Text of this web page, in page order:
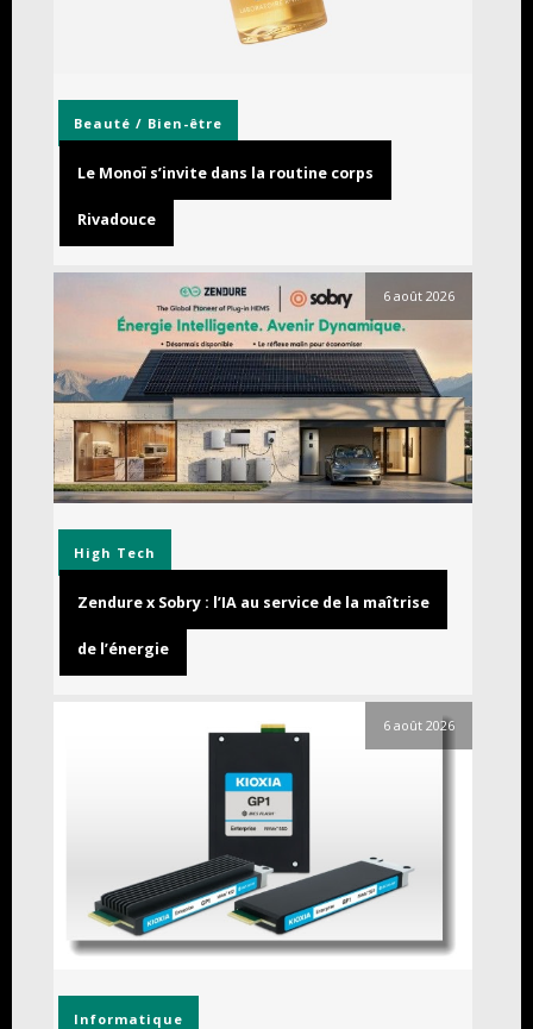
Beauté / Bien-être
Le Monoï s’invite dans la routine corps
Rivadouce
6 août 2026
High Tech
Zendure x Sobry : l’IA au service de la maîtrise
de l’énergie
6 août 2026
Informatique